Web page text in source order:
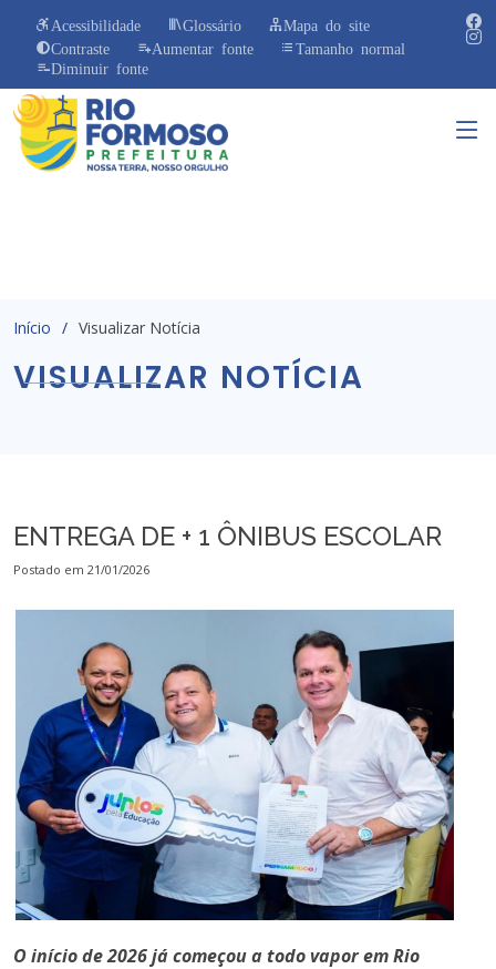
Acessibilidade Glossário
Mapa do site
Contraste
Aumentar fonte
Tamanho normal
Diminuir fonte
Início Visualizar Notícia
VISUALIZAR NOTÍCIA
ENTREGA DE + 1 ÔNIBUS ESCOLAR
Postado em 21/01/2026
O início de 2026 já começou a todo vapor em Rio